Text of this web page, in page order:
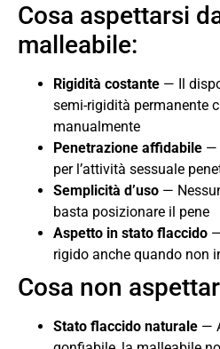
Cosa aspettarsi
malleabile:
Rigidità costante — Il
semi-rigidità permanente
manualmente
Penetrazione affidabile —
per l’attività sessuale
Semplicità d’uso —
basta posizionare il pene
Aspetto in stato flaccido
rigido anche quando non
Cosa non
Stato flaccido naturale —